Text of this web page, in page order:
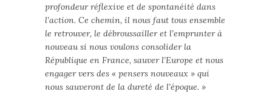
profondeur réflexive et de spontanéité dans
l’action. Ce chemin, il nous faut tous ensemble
le retrouver, le débroussailler et l’emprunter à
nouveau si nous voulons consolider la
République en France, sauver l’Europe et nous
engager vers des « pensers nouveaux » qui
nous sauveront de la dureté de l’époque. »